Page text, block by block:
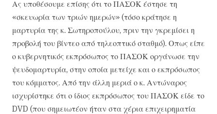
Ας υποθέσουμε επίσης ότι το ΠΑΣΟΚ έστησε τη
«σκευωρία των τριών ημερών» (τόσο κράτησε η
μαρτυρία της κ. Σωτηροπούλου, πριν την γκρεμίσει η
προβολή του βίντεο από τηλεοπτικό σταθμό). Οπως είπε
ο κυβερνητικός εκπρόσωπος το ΠΑΣΟΚ οργάνωσε την
ψευδομαρτυρία, στην οποία μετείχε και ο εκπρόσωπος
του κόμματος. Από την άλλη μεριά ο κ. Αντώναρος
ισχυρίστηκε ότι ο ίδιος εκπρόσωπος του ΠΑΣΟΚ είδε το
DVD (που σημειωτέον ήταν στα χέρια επιχειρηματία